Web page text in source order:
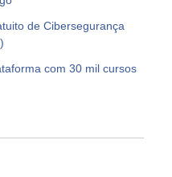
de Cibersegurança
com 30 mil cursos